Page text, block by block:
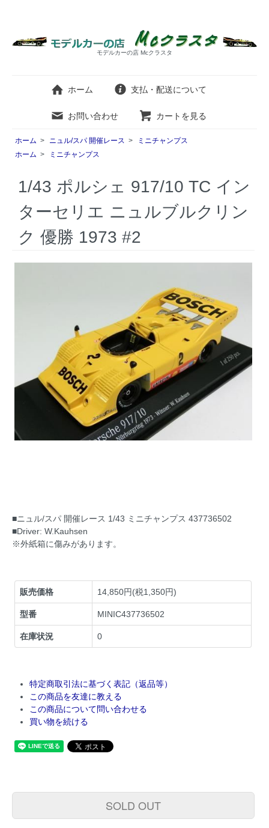
モデルカーの店 Mcクラスタ
ホーム 支払・配送について
お問い合わせ カートを見る
ホーム > ニュル/スパ 開催レース >
ミニチャンプス
ホーム > ミニチャンプス
1/43 ポルシェ 917/10 TC イン
ターセリエ ニュルブルクリン
ク 優勝 1973 #2
■ニュル/スパ 開催レース 1/43 ミニチャンプス 437736502
■Driver: W.Kauhsen
※外紙箱に傷みがあります。
販売価格 14,850円(税1,350円)
型番 MINIC437736502
在庫状況 0
特定商取引法に基づく表記（返品等）
この商品を友達に教える
この商品について問い合わせる
買い物を続ける
SOLD OUT